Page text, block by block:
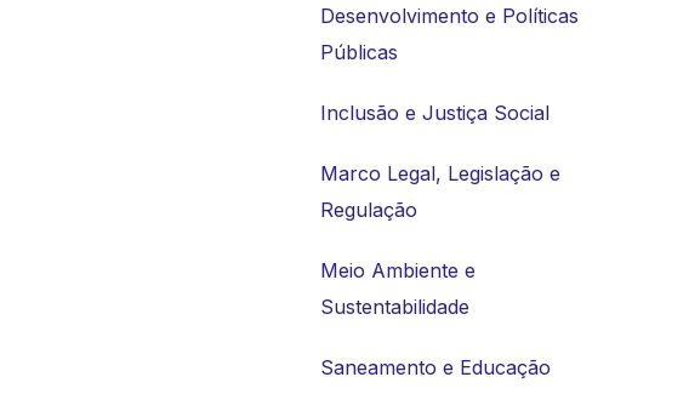
Desenvolvimento e Políticas
Públicas
Inclusão e Justiça Social
Marco Legal, Legislação e
Regulação
Meio Ambiente e
Sustentabilidade
Saneamento e Educação